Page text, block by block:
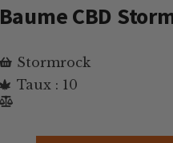
Baume CBD
Stormrock
Taux : 10